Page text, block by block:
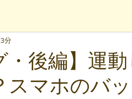
・後編】運
スマホのバ
分